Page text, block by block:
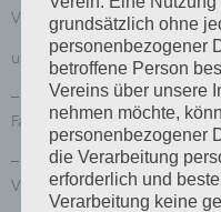
Veranstaltungen der VZE
und / oder teilnimmt,
– Fachbeiträge in der
Fachorganen geleistet hat oder
– oder in andere Weise in
VZE beigetragen hat.
grundsätzlich ohne
personenbezogener
betroffene Person
Vereins über unsere
nehmen möchte,
personenbezogener
die Verarbeitung
erforderlich und
Verarbeitung keine